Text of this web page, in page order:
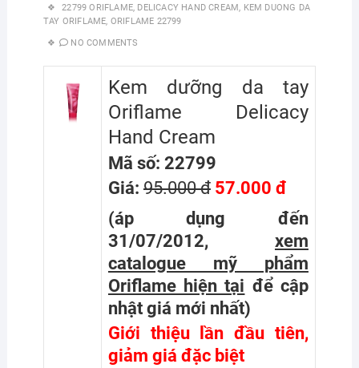
22799 ORIFLAME, DELICACY HAND CREAM, KEM DUONG DA
TAY ORIFLAME, ORIFLAME 22799
NO COMMENTS
Kem dưỡng da tay
Oriflame Delicacy
Hand Cream
Mã số: 22799
Giá: 95.000 đ57.000 đ
(áp dụng đến
31/07/2012, xem
catalogue mỹ phẩm
Oriflame hiện tại để cập
nhật giá mới nhất)
Giới thiệu lần đầu tiên,
giảm giá đặc biệt